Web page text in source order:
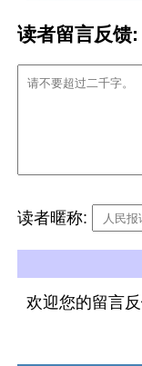
读者留言反馈:
读者暱称:
欢迎您的留言反